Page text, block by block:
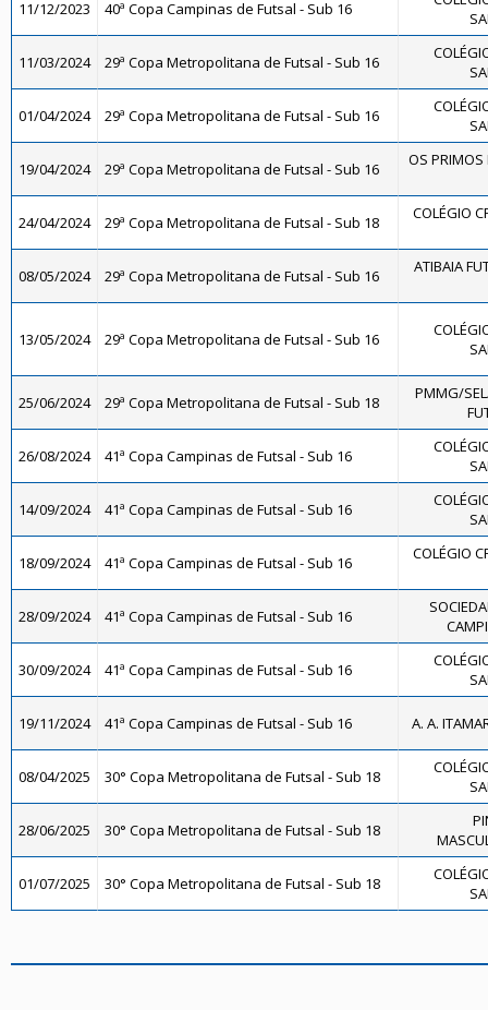
11/12/2023 40ª Copa Campinas de Futsal - Sub 16
11/03/2024 29ª Copa Metropolitana de Futsal - Sub 16
01/04/2024 29ª Copa Metropolitana de Futsal - Sub 16
19/04/2024 29ª Copa Metropolitana de Futsal - Sub 16 OS PRIMOS
24/04/2024 29ª Copa Metropolitana de Futsal - Sub 18 COLÉGIO
08/05/2024 29ª Copa Metropolitana de Futsal - Sub 16 ATIBAIA
13/05/2024 29ª Copa Metropolitana de Futsal - Sub 16
25/06/2024 29ª Copa Metropolitana de Futsal - Sub 18
PMMG/
26/08/2024 41ª Copa Campinas de Futsal - Sub 16
14/09/2024 41ª Copa Campinas de Futsal - Sub 16
18/09/2024 41ª Copa Campinas de Futsal - Sub 16 COLÉGIO
28/09/2024 41ª Copa Campinas de Futsal - Sub 16
30/09/2024 41ª Copa Campinas de Futsal - Sub 16
19/11/2024 41ª Copa Campinas de Futsal - Sub 16 A. A.
08/04/2025 30° Copa Metropolitana de Futsal - Sub 18
28/06/2025 30° Copa Metropolitana de Futsal - Sub 18
01/07/2025 30° Copa Metropolitana de Futsal - Sub 18